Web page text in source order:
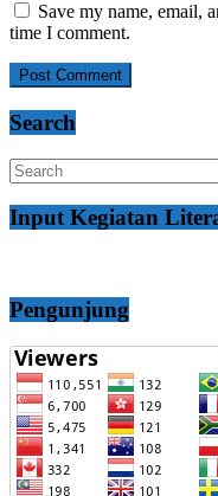
Save my name, email,
time I comment.
Search
Input Kegiatan
Pengunjung